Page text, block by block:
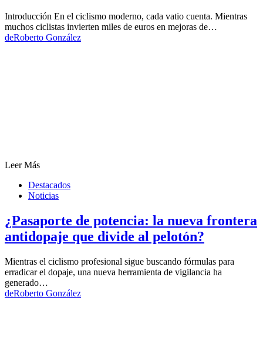
Introducción En el ciclismo moderno, cada vatio cuenta. Mientras
muchos ciclistas invierten miles de euros en mejoras de…
deRoberto González
Leer Más
Destacados
Noticias
¿Pasaporte de potencia: la nueva frontera
antidopaje que divide al pelotón?
Mientras el ciclismo profesional sigue buscando fórmulas para
erradicar el dopaje, una nueva herramienta de vigilancia ha
generado…
deRoberto González